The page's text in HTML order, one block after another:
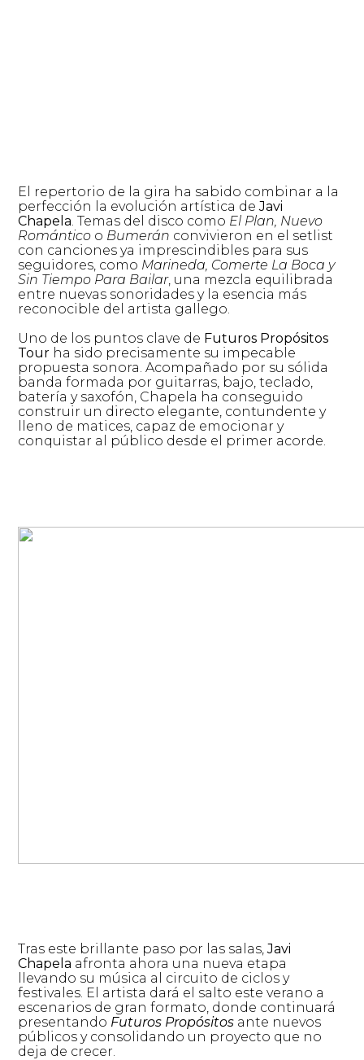
El repertorio de la gira ha sabido combinar a la
perfección la evolución artística deJavi
Chapela .Temas del disco como El Plan, Nuevo
Romántico o Bumerán convivieron en el setlist
con canciones ya imprescindibles para sus
seguidores, como Marineda , Comerte La Boca y
Sin Tiempo Para Bailar, una mezcla equilibrada
entre nuevas sonoridades y la esencia más
reconocible del artista gallego.
Uno de los puntos clave de Futuros Propósitos
Tour ha sido precisamente su impecable
propuesta sonora. Acompañado por su sólida
banda formada por guitarras, bajo, teclado,
batería y saxofón, Chapela ha conseguido
construir un directo elegante, contundente y
lleno de matices, capaz de emocionar y
conquistar al público desde el primer acorde.
Tras este brillante paso por las salas, Javi
Chapela afronta ahora una nueva etapa
llevando su música al circuito de ciclos y
festivales. El artista dará el salto este verano a
escenarios de gran formato, donde continuará
presentando Futuros Propósitos ante nuevos
públicos y consolidando un proyecto que no
deja de crecer.